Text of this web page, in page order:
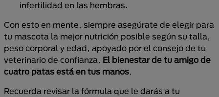
infertilidad en las hembras.
Con esto en mente, siempre asegúrate de elegir para
tu mascota la mejor nutrición posible según su talla,
peso corporal y edad, apoyado por el consejo de tu
veterinario de confianza. El bienestar de tu amigo de
cuatro patas está en tus manos.
Recuerda revisar la fórmula que le darás a tu